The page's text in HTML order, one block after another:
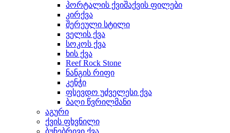
პორტალის ქვიშაქვის ფილები
კირქვა
შერეული სტილი
ველის ქვა
სოკოს ქვა
ხის ქვა
Reef Rock Stone
ნანგის რიფი
კენჭი
ფსევდო უძველესი ქვა
ბაღი წვრილმანი
აგური
ქვის ფხვნილი
ბუნებრივი ქვა